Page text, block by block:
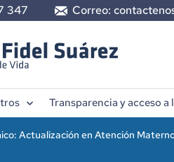
347 Correo:
Transparencia y acceso
Actualización en Atención